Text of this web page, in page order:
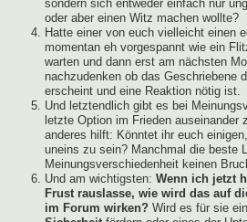
sondern sich entweder einfach nur
oder aber einen Witz machen wollte?
Hatte einer von euch vielleicht einen
momentan eh vorgespannt wie ein
warten und dann erst am nächsten
nachzudenken ob das Geschriebene
erscheint und eine Reaktion nötig ist.
Und letztendlich gibt es bei
letzte Option im Frieden auseinander
anderes hilft: Könntet ihr euch
uneins zu sein? Manchmal die beste
Meinungsverschiedenheit keinen
Und am wichtigsten: Wenn ich jetzt
Frust rauslasse, wie wird das auf
im Forum wirken? Wird es für sie